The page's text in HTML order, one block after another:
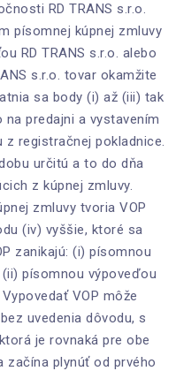
RD TRANS s.r.o.
písomnej kúpnej zmluvy
RD TRANS s.r.o. alebo
s.r.o. tovar okamžite
sa body (i) až (iii) tak
predajni a vystavením
registračnej pokladnice.
určitú a to do dňa
z kúpnej zmluvy.
zmluvy tvoria VOP
(iv) vyššie, ktoré sa
zanikajú: (i) písomnou
písomnou výpoveďou
VOP môže
uvedenia dôvodu, s
je rovnaká pre obe
začína plynúť od prvého